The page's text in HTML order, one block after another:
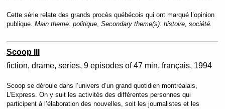
Cette série relate des grands procès québécois qui ont marqué l’opinion
publique. Main theme: politique, Secondary theme(s): histoire, société.
Scoop III
fiction drame series 9 episodes of 47 min français 1994
Scoop se déroule dans l’univers d’un grand quotidien montréalais,
L’Express. On y suit les activités des différentes personnes qui
participent à l’élaboration des nouvelles, soit les journalistes et les